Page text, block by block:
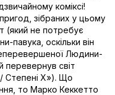
коміксі!
зібраних у цьому
(який не потребує
павука, оскільки він
Людини-
перевернув світ
Степені Х»). Що
то Марко Кеккетто